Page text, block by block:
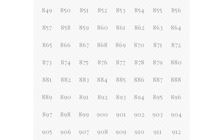
849 850 851 852 853 854 855 856
857 858 859 860 861 862 863 864
865 866 867 868 869 870 871 872
873 874 875 876 877 878 879 880
881 882 883 884 885 886 887 888
889 890 891 892 893 894 895 896
897 898 899 900 901 902 903 904
905 906 907 908 909 910 911 912